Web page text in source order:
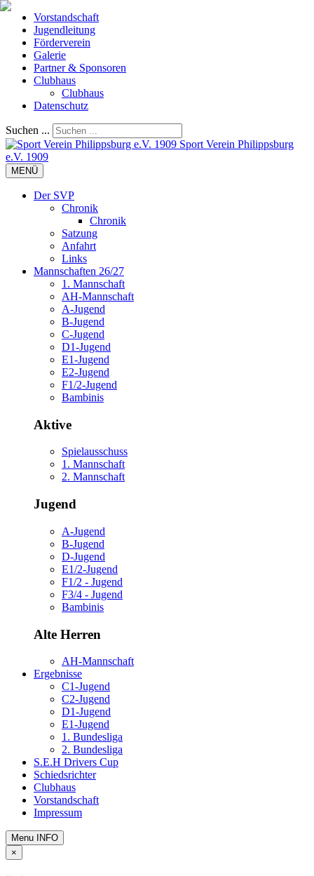
Vorstandschaft
Jugendleitung
Förderverein
Galerie
Partner & Sponsoren
Clubhaus
Clubhaus
Datenschutz
Suchen ...
Sport Verein Philippsburg
e.V. 1909
MENÜ
Der SVP
Chronik
Chronik
Satzung
Anfahrt
Links
Mannschaften 26/27
1. Mannschaft
AH-Mannschaft
A-Jugend
B-Jugend
C-Jugend
D1-Jugend
E1-Jugend
E2-Jugend
F1/2-Jugend
Bambinis
Aktive
Spielausschuss
1. Mannschaft
2. Mannschaft
Jugend
A-Jugend
B-Jugend
D-Jugend
E1/2-Jugend
F1/2 - Jugend
F3/4 - Jugend
Bambinis
Alte Herren
AH-Mannschaft
Ergebnisse
C1-Jugend
C2-Jugend
D1-Jugend
E1-Jugend
1. Bundesliga
2. Bundesliga
S.E.H Drivers Cup
Schiedsrichter
Clubhaus
Vorstandschaft
Impressum
Menu
INFO
×